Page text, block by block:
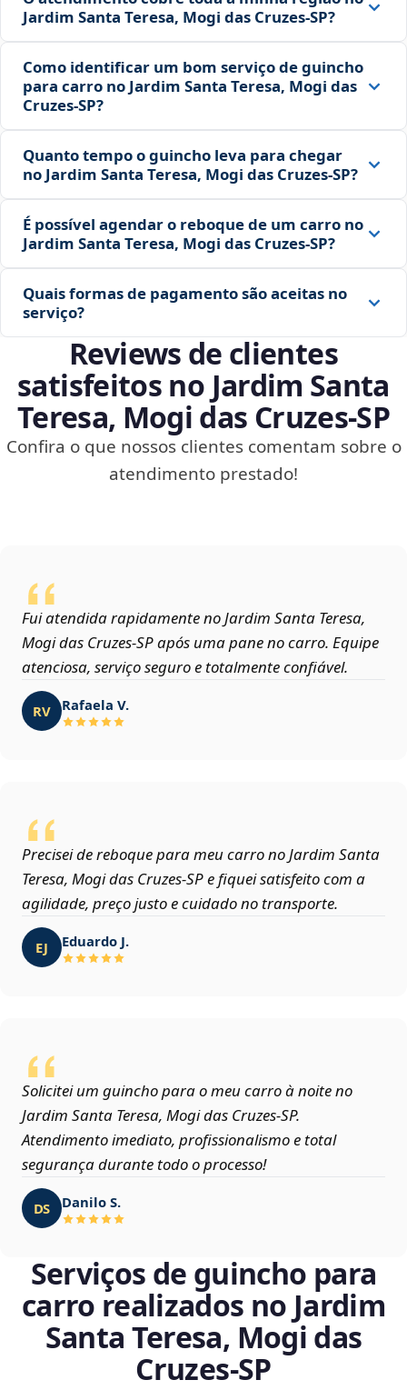
Jardim Santa Teresa, Mogi das Cruzes‑SP?
Como identificar um bom serviço de guincho
para carro no Jardim Santa Teresa, Mogi das
Cruzes‑SP?
Quanto tempo o guincho leva para chegar
no Jardim Santa Teresa, Mogi das Cruzes‑SP?
É possível agendar o reboque de um carro no
Jardim Santa Teresa, Mogi das Cruzes‑SP?
Quais formas de pagamento são aceitas no
serviço?
Reviews de clientes
satisfeitos no Jardim Santa
Teresa, Mogi das Cruzes‑SP
Confira o que nossos clientes comentam sobre o
atendimento prestado!
Fui atendida rapidamente no Jardim Santa Teresa,
Mogi das Cruzes‑SP após uma pane no carro. Equipe
atenciosa, serviço seguro e totalmente confiável.
RV Rafaela V.
Precisei de reboque para meu carro no Jardim Santa
Teresa, Mogi das Cruzes‑SP e fiquei satisfeito com a
agilidade, preço justo e cuidado no transporte.
EJ Eduardo J.
Solicitei um guincho para o meu carro à noite no
Jardim Santa Teresa, Mogi das Cruzes‑SP.
Atendimento imediato, profissionalismo e total
segurança durante todo o processo!
DS Danilo S.
Serviços de guincho para
carro realizados no Jardim
Santa Teresa, Mogi das
Cruzes‑SP